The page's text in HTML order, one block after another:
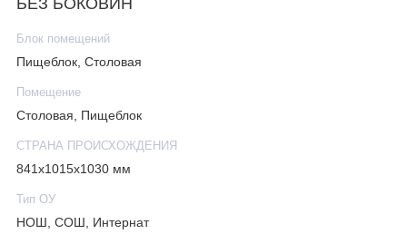
БЕЗ БОКОВИН
Блок помещений
Пищеблок, Столовая
Помещение
Столовая, Пищеблок
СТРАНА ПРОИСХОЖДЕНИЯ
841х1015х1030 мм
Тип ОУ
НОШ, СОШ, Интернат